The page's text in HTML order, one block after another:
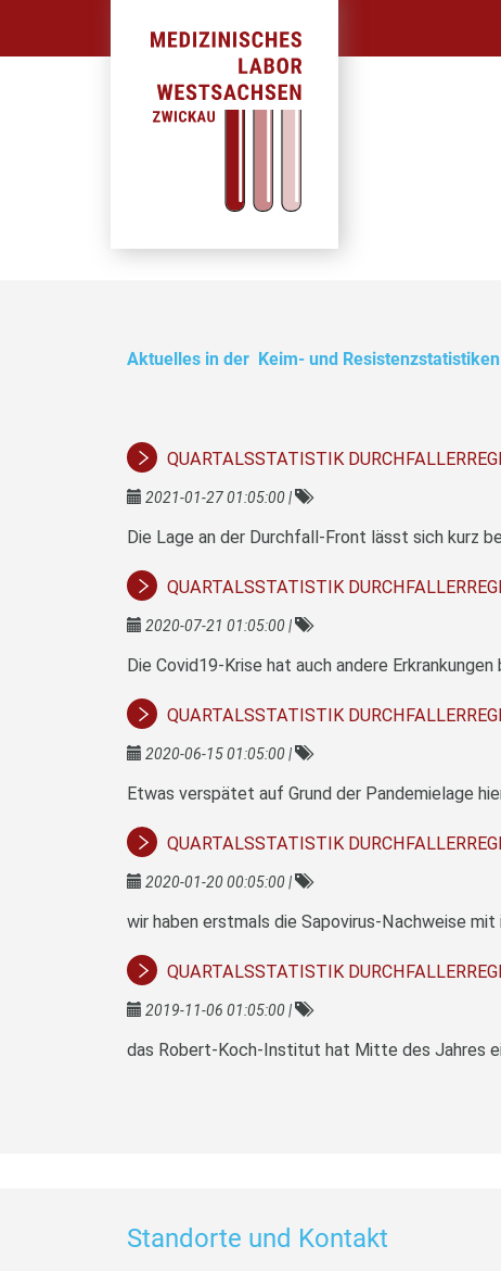
Aktuelles in der Keim- und Resistenzstatistiken
QUARTALSSTATISTIK
2021-01-27 01:05:00|
Die Lage an der Durchfall-Front lässt sich kurz
QUARTALSSTATISTIK
2020-07-21 01:05:00|
QUARTALSSTATISTIK
2020-06-15 01:05:00|
QUARTALSSTATISTIK
2020-01-20 00:05:00|
QUARTALSSTATISTIK
2019-11-06 01:05:00|
Standorte und Kontakt